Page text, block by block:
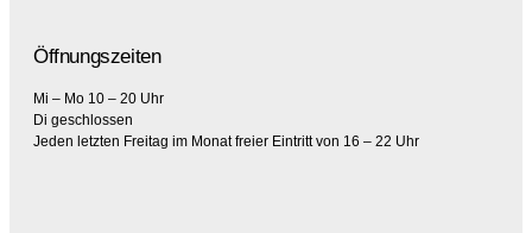
Öffnungszeiten
Mi – Mo 10 – 20 Uhr
Di geschlossen
Jeden letzten Freitag im Monat freier Eintritt von 16 – 22 Uhr